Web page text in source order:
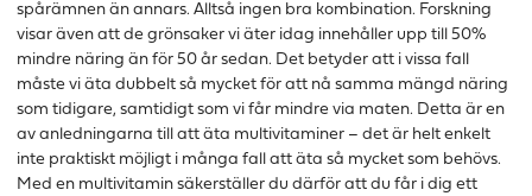
spårämnen än annars. Alltså ingen bra kombination. Forskning
visar även att de grönsaker vi äter idag innehåller upp till 50%
mindre näring än för 50 år sedan. Det betyder att i vissa fall
måste vi äta dubbelt så mycket för att nå samma mängd näring
som tidigare, samtidigt som vi får mindre via maten. Detta är en
av anledningarna till att äta multivitaminer – det är helt enkelt
inte praktiskt möjligt i många fall att äta så mycket som behövs.
Med en multivitamin säkerställer du därför att du får i dig ett